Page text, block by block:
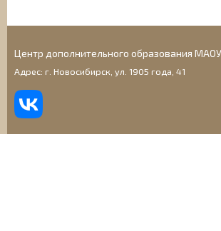
Центр дополнительного образования
Адрес: г. Новосибирск, ул. 1905 года, 41